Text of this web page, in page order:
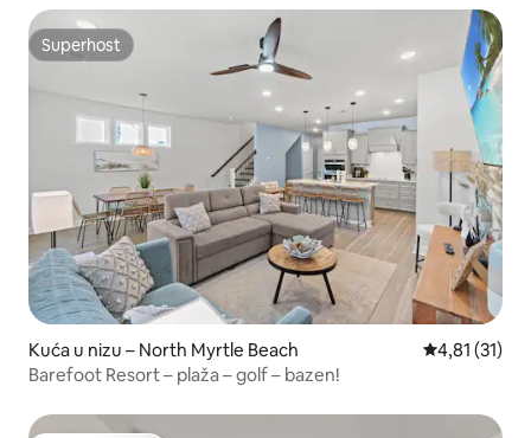
Superhost
Superhost
Kuća u nizu – North Myrtle Beach Prosječna
4,81 (31)
Barefoot Resort – plaža – golf – bazen!